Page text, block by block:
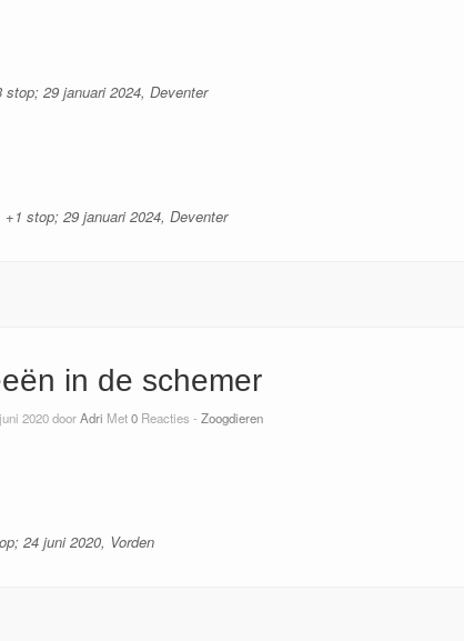
29 januari 2024, Deventer
stop; 29 januari 2024, Deventer
in de schemer
2020 doorAdri Met0Reacties - Zoogdieren
24 juni 2020, Vorden